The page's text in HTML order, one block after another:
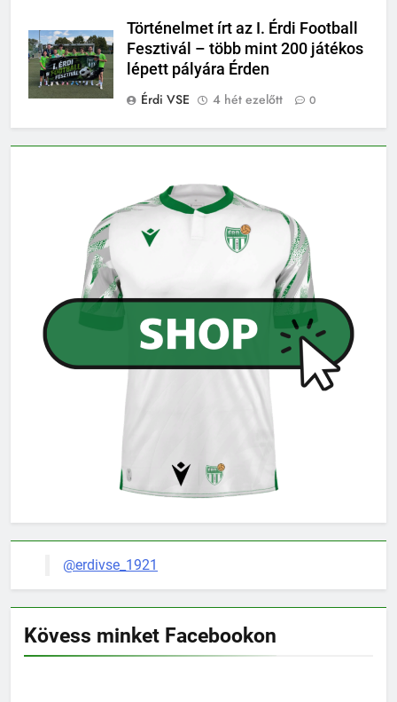
Történelmet írt az I. Érdi Football
Fesztivál – több mint 200 játékos
lépett pályára Érden
Érdi VSE
4 hét ezelőtt 0
@erdivse_1921
Kövess minket Facebookon